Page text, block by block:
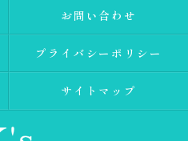
お問い合わせ
プライバシーポリシー
サイトマップ